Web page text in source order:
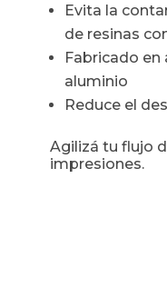
Evita la
de resinas
Fabricado en
aluminio
Reduce el
Agilizá tu flujo
impresiones.